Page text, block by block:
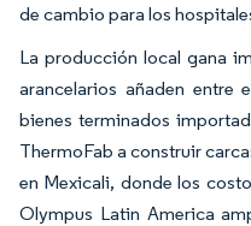
de cambio para los
La producción local gana
arancelarios añaden entre
bienes terminados
ThermoFab a construir
en Mexicali, donde los
Olympus Latin America